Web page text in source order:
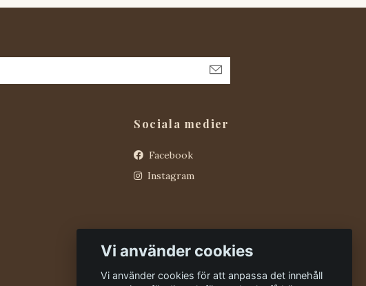
Sociala medier
Facebook
Instagram
Vi använder cookies
Vi använder cookies för att anpassa det innehåll